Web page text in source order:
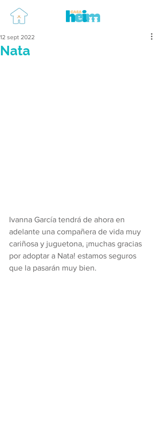
Nata
12 sept 2022
Ivanna García tendrá de ahora en
adelante una compañera de vida muy
cariñosa y juguetona, ¡muchas gracias
por adoptar a Nata! estamos seguros
que la pasarán muy bien.